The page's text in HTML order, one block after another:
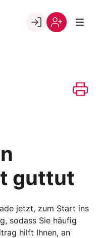
guttut
jetzt, zum Start ins
sodass Sie häufig
hilft Ihnen, an